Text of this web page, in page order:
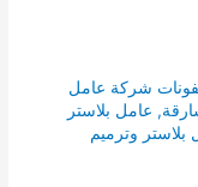
شركة عامل
, عامل بلاستر
بلاستر وترميم